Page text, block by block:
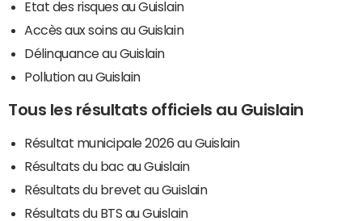
Etat des risques au Guislain
Accès aux soins au Guislain
Délinquance au Guislain
Pollution au Guislain
Tous les résultats officiels au Guislain
Résultat municipale 2026 au Guislain
Résultats du bac au Guislain
Résultats du brevet au Guislain
Résultats du BTS au Guislain